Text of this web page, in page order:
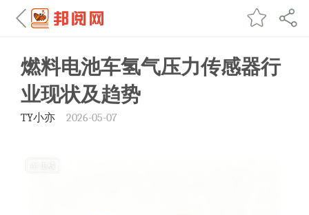
燃料电池车氢气压力传感器行
业现状及趋势
TY小亦 2026-05-07